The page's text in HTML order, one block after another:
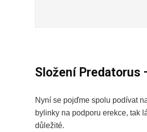
Složení Predatorus
Nyní se pojďme spolu podívat
bylinky na podporu erekce, tak
důležité.